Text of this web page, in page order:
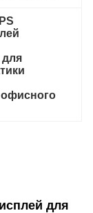
для
офисного
для